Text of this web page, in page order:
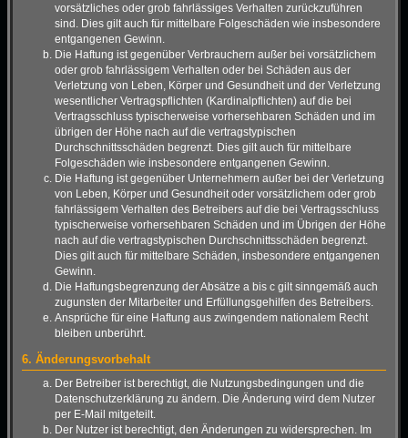
vorsätzliches oder grob fahrlässiges Verhalten zurückzuführen
sind. Dies gilt auch für mittelbare Folgeschäden wie insbesondere
entgangenen Gewinn.
Die Haftung ist gegenüber Verbrauchern außer bei vorsätzlichem
oder grob fahrlässigem Verhalten oder bei Schäden aus der
Verletzung von Leben, Körper und Gesundheit und der Verletzung
wesentlicher Vertragspflichten (Kardinalpflichten) auf die bei
Vertragsschluss typischerweise vorhersehbaren Schäden und im
übrigen der Höhe nach auf die vertragstypischen
Durchschnittsschäden begrenzt. Dies gilt auch für mittelbare
Folgeschäden wie insbesondere entgangenen Gewinn.
Die Haftung ist gegenüber Unternehmern außer bei der Verletzung
von Leben, Körper und Gesundheit oder vorsätzlichem oder grob
fahrlässigem Verhalten des Betreibers auf die bei Vertragsschluss
typischerweise vorhersehbaren Schäden und im Übrigen der Höhe
nach auf die vertragstypischen Durchschnittsschäden begrenzt.
Dies gilt auch für mittelbare Schäden, insbesondere entgangenen
Gewinn.
Die Haftungsbegrenzung der Absätze a bis c gilt sinngemäß auch
zugunsten der Mitarbeiter und Erfüllungsgehilfen des Betreibers.
Ansprüche für eine Haftung aus zwingendem nationalem Recht
bleiben unberührt.
6. Änderungsvorbehalt
Der Betreiber ist berechtigt, die Nutzungsbedingungen und die
Datenschutzerklärung zu ändern. Die Änderung wird dem Nutzer
per E-Mail mitgeteilt.
Der Nutzer ist berechtigt, den Änderungen zu widersprechen. Im